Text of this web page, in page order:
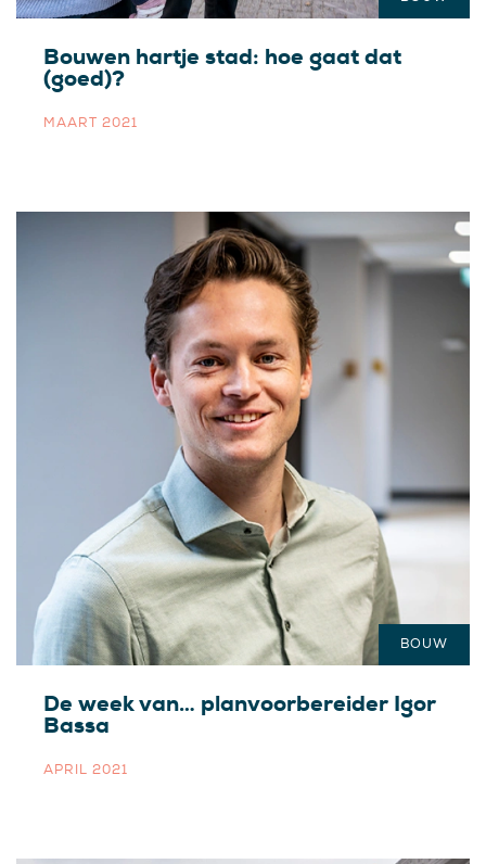
Bouwen hartje stad: hoe gaat dat
(goed)?
MAART 2021
De week van… planvoorbereider Igor
Bassa
APRIL 2021
BOUW